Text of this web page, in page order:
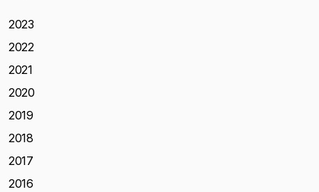
2023
2022
2021
2020
2019
2018
2017
2016